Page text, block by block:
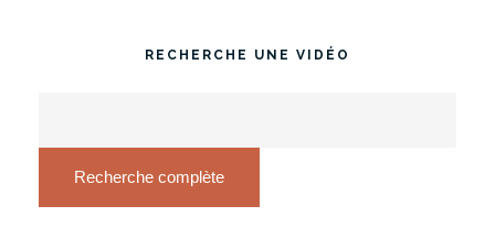
RECHERCHE UNE VIDÉO
Recherche complète